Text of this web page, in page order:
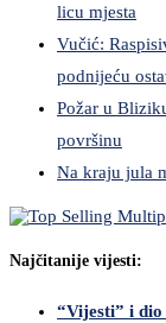
licu mjesta
Vučić:
podnijeću
Požar u
površinu
Na kraju jula
Najčitanije vijesti:
“Vijesti” i